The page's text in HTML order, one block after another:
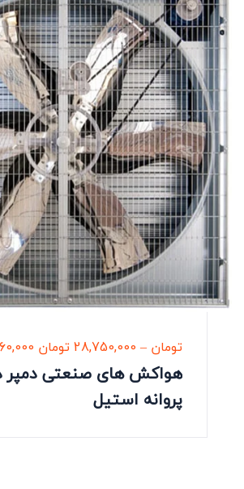
تومان –
28,750,000تومان
هواکش های صنعتی دمپر
پروانه استیل